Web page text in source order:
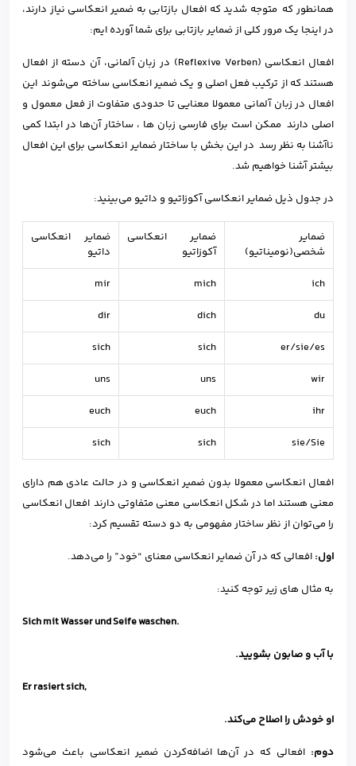
همانطور که متوجه شدید که افعال بازتابی به ضمیر انعکاسی نیاز دارند،
در اینجا یک مرور کلی از ضمایر بازتابی برای شما آورده ایم:
افعال انعکاسی (Reflexive Verben) در زبان آلمانی، آن دسته از افعال
هستند که از ترکیب فعل اصلی و یک ضمیر انعکاسی ساخته می‌شوند این
افعال در زبان آلمانی معمولا معنایی تا حدودی متفاوت از فعل معمول و
اصلی دارند ممکن است برای فارسی زبان ها ، ساختار آن‌ها در ابتدا کمی
ناآشنا به نظر رسد در این بخش با ساختار ضمایر انعکاسی برای این افعال
بیشتر آشنا خواهیم شد.
در جدول ذیل ضمایر انعکاسی آکوزاتیو و داتیو می‌بینید:
ضمایر
شخصی(نومیناتیو)
ضمایر انعکاسی
آکوزاتیو
ضمایر انعکاسی
داتیو
ich
mich
mir
du
dich
dir
er/sie/es
sich
sich
wir
uns
uns
ihr
euch
euch
sie/Sie
sich
sich
افعال انعکاسی معمولا بدون ضمیر انعکاسی و در حالت عادی هم دارای
معنی هستند اما در شکل انعکاسی معنی متفاوتی دارند افعال انعکاسی
را می‌توان از نظر ساختار مفهومی به دو دسته تقسیم کرد:
اول: افعالی که در آن ضمایر انعکاسی معنای “خود” را می‌دهد.
به مثال های زیر توجه کنید:
Sich mitWasserundSeifewaschen.
با آب و صابون بشویید.
Errasiertsich,
او خودش را اصلاح می‌کند.
دوم: افعالی که در آن‌ها اضافه‌کردن ضمیر انعکاسی باعث می‌شود